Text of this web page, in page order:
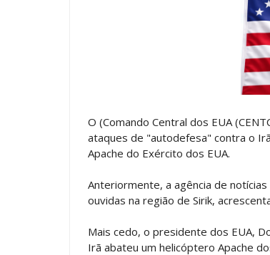
O (Comando Central dos EUA
ataques de "autodefesa" contra o
Apache do Exército dos EUA.
Anteriormente, a agência de
ouvidas na região de Sirik,
Mais cedo, o presidente dos EUA,
Irã abateu um helicóptero Apache